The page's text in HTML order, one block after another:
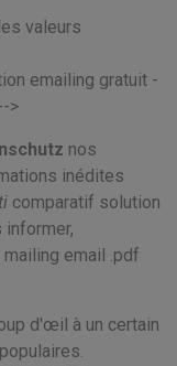
valeurs
emailing gratuit -
>
nos
inédites
comparatif solution
informer,
email .pdf
d'œil à un certain